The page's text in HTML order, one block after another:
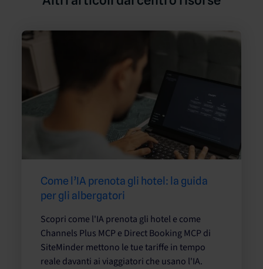
Come l’IA prenota gli hotel: la guida
per gli albergatori
Scopri come l'IA prenota gli hotel e come
Channels Plus MCP e Direct Booking MCP di
SiteMinder mettono le tue tariffe in tempo
reale davanti ai viaggiatori che usano l'IA.